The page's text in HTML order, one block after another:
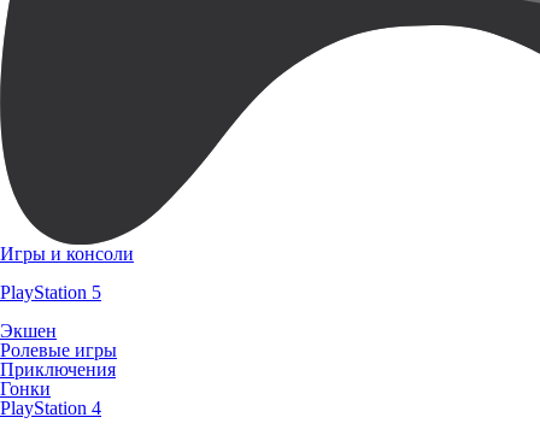
Игры и консоли
PlayStation 5
Экшен
Ролевые игры
Приключения
Гонки
PlayStation 4